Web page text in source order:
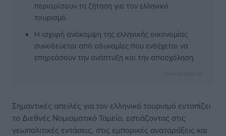
περιορίσουν τη ζήτηση για τον ελληνικό
τουρισμό.
Η ισχυρή ανάκαμψη της ελληνικής οικονομίας
συνοδεύεται από αδυναμίες που ενδέχεται να
επηρεάσουν την ανάπτυξη και την απασχόληση.
Σημαντικές απειλές για τον ελληνικό τουρισμό εντοπίζει
το Διεθνές Νομισματικό Ταμείο, εστιάζοντας στις
γεωπολιτικές εντάσεις, στις εμπορικές αναταράξεις και